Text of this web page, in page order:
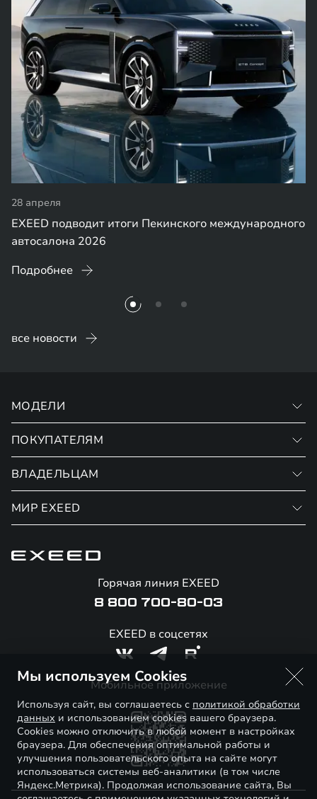
28 апреля
EXEED подводит итоги Пекинского международного
автосалона 2026
Подробнее
все новости
МОДЕЛИ
VX
RX
ПОКУПАТЕЛЯМ
Записаться на тест-драйв
Финансовые программы
Страхование
Калькулятор обмена / Trade-in
Специальные предложения
Корпоративным клиентам
Официальные дилеры
ВЛАДЕЛЬЦАМ
Записаться на сервис
Гарантия EXEED
Помощь на дорогах
МИР EXEED
Знаковые клиенты EXEED
Контакты
Горячая линия EXEED
8 800 700-80-03
EXEED в соцсетях
Мобильное приложение
Мы используем Cookies
Используя сайт, вы соглашаетесь с политикой обработки
данных и использованием cookies вашего браузера.
Cookies можно отключить в любой момент в настройках
браузера. Для обеспечения оптимальной работы и
улучшения пользовательского опыта на сайте могут
использоваться системы веб-аналитики (в том числе
Яндекс.Метрика). Продолжая использование сайта, Вы